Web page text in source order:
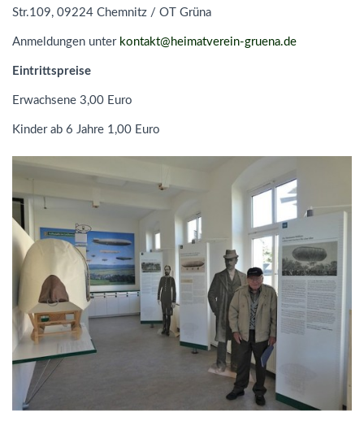
Str.109, 09224 Chemnitz / OT Grüna
Anmeldungen unter kontakt@ heimatverein-gruena.de
Eintrittspreise
Erwachsene 3,00 Euro
Kinder ab 6 Jahre 1,00 Euro